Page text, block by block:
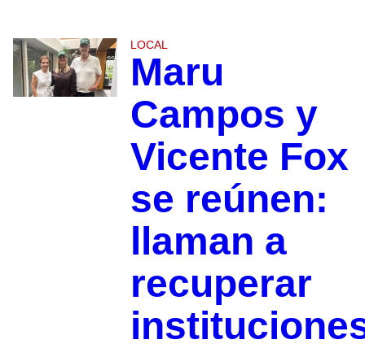
LOCAL
Maru
Campos y
Vicente Fox
se reúnen:
llaman a
recuperar